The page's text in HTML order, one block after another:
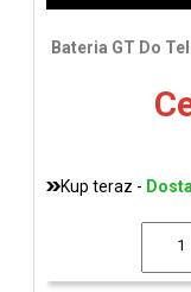
Bateria GT Do
Kup teraz -